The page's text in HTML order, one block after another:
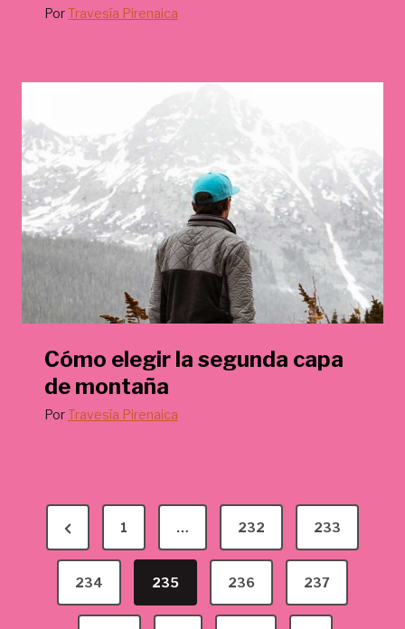
PorTravesía Pirenaica
Cómo elegir la segunda capa
de montaña
PorTravesía Pirenaica
P
r
v
1 … 232 233
234 235 236 237